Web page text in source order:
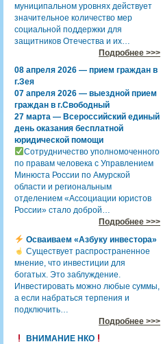
муниципальном уровнях действует
значительное количество мер
социальной поддержки для
защитников Отечества и их…
Подробнее >>>
08 апреля 2026 — прием граждан в
г.Зея
07 апреля 2026 — выездной прием
граждан в г.Свободный
27 марта — Всероссийский единый
день оказания бесплатной
юридической помощи
Сотрудничество уполномоченного
по правам человека с Управлением
Минюста России по Амурской
области и региональным
отделением «Ассоциации юристов
России» стало доброй…
Подробнее >>>
Осваиваем «Азбуку инвестора»
Существует распространенное
мнение, что инвестиции для
богатых. Это заблуждение.
Инвестировать можно любые суммы,
а если набраться терпения и
подключить…
Подробнее >>>
ВНИМАНИЕ НКО